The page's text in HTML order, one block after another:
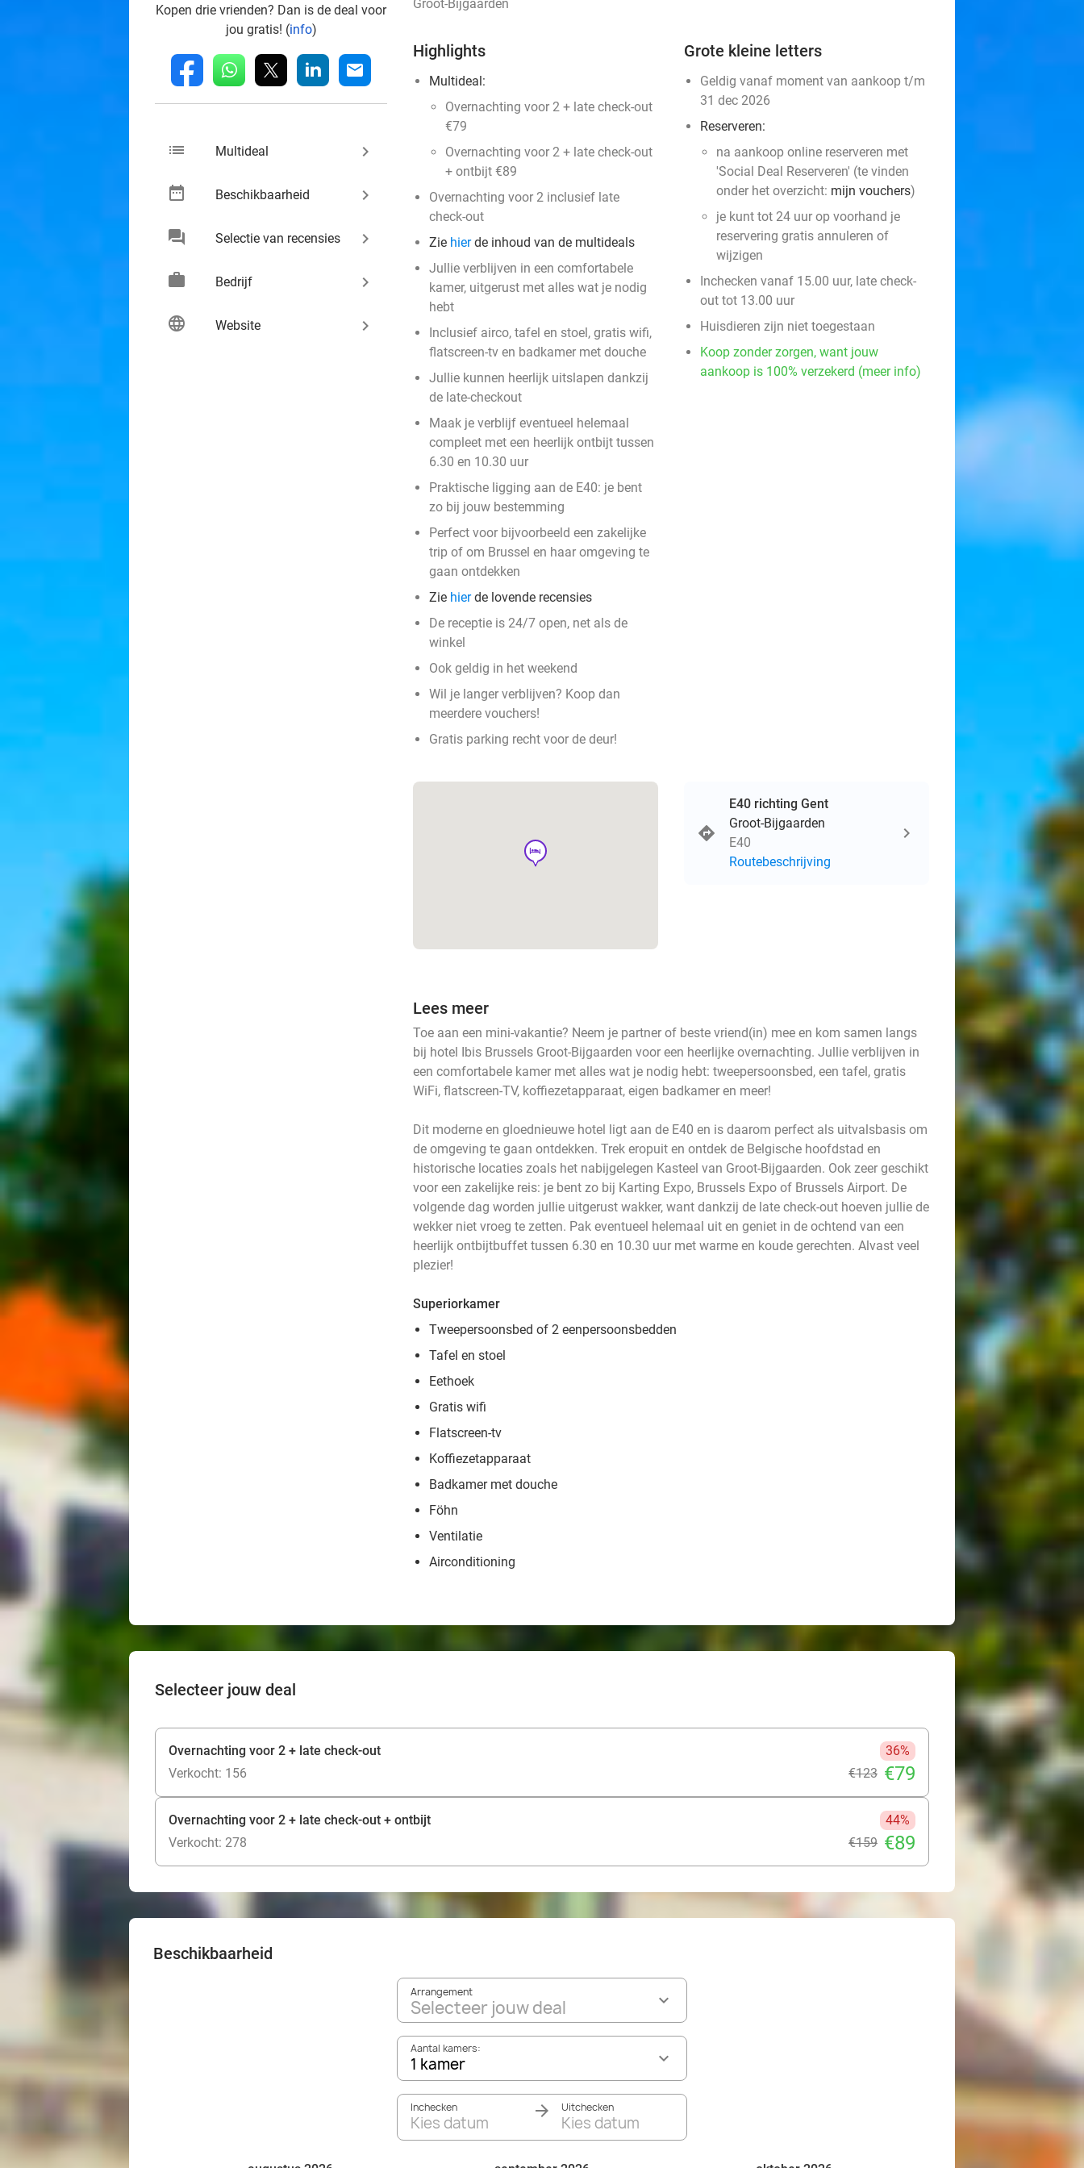
Kopen drie vrienden? Dan is de deal voor
jou gratis! (info)
fb whatsapp linkedin mail
list Multideal keyboard_arrow_right
date_range Beschikbaarheid keyboard_arrow_right
chat Selectie van recensies keyboard_arrow_right
work Bedrijf keyboard_arrow_right
language Website keyboard_arrow_right
Groot-Bijgaarden
Highlights
Multideal:
Overnachting voor 2 + late check-out
€79
Overnachting voor 2 + late check-out
+ ontbijt €89
Overnachting voor 2 inclusief late
check-out
Zie hierde inhoud van de multideals
Jullie verblijven in een comfortabele
kamer, uitgerust met alles wat je nodig
hebt
Inclusief airco, tafel en stoel, gratis wifi,
flatscreen-tv en badkamer met douche
Jullie kunnen heerlijk uitslapen dankzij
de late-checkout
Maak je verblijf eventueel helemaal
compleet met een heerlijk ontbijt tussen
6.30 en 10.30 uur
Praktische ligging aan de E40: je bent
zo bij jouw bestemming
Perfect voor bijvoorbeeld een zakelijke
trip of om Brussel en haar omgeving te
gaan ontdekken
Zie hierde lovende recensies
De receptie is 24/7 open, net als de
winkel
Ook geldig in het weekend
Wil je langer verblijven? Koop dan
meerdere vouchers!
Gratis parking recht voor de deur!
Grote kleine letters
Geldig vanaf moment van aankoop t/m
31 dec 2026
Reserveren:
na aankoop online reserveren met
'Social Deal Reserveren' (te vinden
onder het overzicht: mijn vouchers)
je kunt tot 24 uur op voorhand je
reservering gratis annuleren of
wijzigen
Inchecken vanaf 15.00 uur, late check-
out tot 13.00 uur
Huisdieren zijn niet toegestaan
Koop zonder zorgen, want jouw
aankoop is 100% verzekerd (meer info)
hotel
E40 richting Gent
Groot-Bijgaarden
E40
Routebeschrijving
Lees meer
Toe aan een mini-vakantie? Neem je partner of beste vriend(in) mee en kom samen langs
bij hotel Ibis Brussels Groot-Bijgaarden voor een heerlijke overnachting. Jullie verblijven in
een comfortabele kamer met alles wat je nodig hebt: tweepersoonsbed, een tafel, gratis
WiFi, flatscreen-TV, koffiezetapparaat, eigen badkamer en meer!
Dit moderne en gloednieuwe hotel ligt aan de E40 en is daarom perfect als uitvalsbasis om
de omgeving te gaan ontdekken. Trek eropuit en ontdek de Belgische hoofdstad en
historische locaties zoals het nabijgelegen Kasteel van Groot-Bijgaarden. Ook zeer geschikt
voor een zakelijke reis: je bent zo bij Karting Expo, Brussels Expo of Brussels Airport. De
volgende dag worden jullie uitgerust wakker, want dankzij de late check-out hoeven jullie de
wekker niet vroeg te zetten. Pak eventueel helemaal uit en geniet in de ochtend van een
heerlijk ontbijtbuffet tussen 6.30 en 10.30 uur met warme en koude gerechten. Alvast veel
plezier!
Superiorkamer
Tweepersoonsbed of 2 eenpersoonsbedden
Tafel en stoel
Eethoek
Gratis wifi
Flatscreen-tv
Koffiezetapparaat
Badkamer met douche
Föhn
Ventilatie
Airconditioning
Selecteer jouw deal
Overnachting voor 2 + late check-out
36%
Verkocht: 156
€123 €79
Overnachting voor 2 + late check-out + ontbijt
44%
Verkocht: 278
€159 €89
Beschikbaarheid
Arrangement
Selecteer jouw deal
Aantal kamers:
1 kamer
Inchecken
Kies datum
Uitchecken
Kies datum